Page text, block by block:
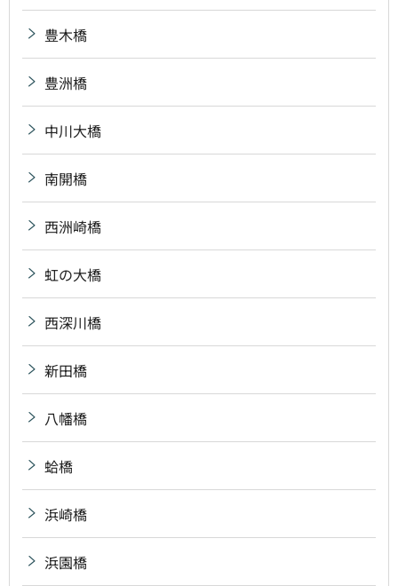
豊木橋
豊洲橋
中川大橋
南開橋
西洲崎橋
虹の大橋
西深川橋
新田橋
八幡橋
蛤橋
浜崎橋
浜園橋